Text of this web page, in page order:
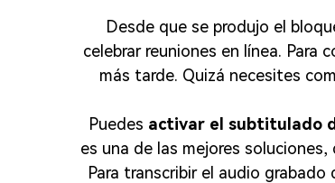
Desde que se produjo el
celebrar reuniones en línea. Para
más tarde. Quizá necesites
Puedes activar el subtitulado
es una de las mejores soluciones,
Para transcribir el audio